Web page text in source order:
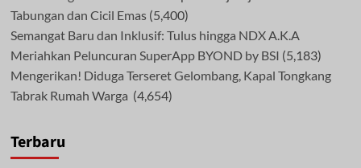
Tabungan dan Cicil Emas (5,400)
Semangat Baru dan Inklusif: Tulus hingga NDX A.K.A
Meriahkan Peluncuran SuperApp BYOND by BSI (5,183)
Mengerikan! Diduga Terseret Gelombang, Kapal Tongkang
Tabrak Rumah Warga (4,654)
Terbaru